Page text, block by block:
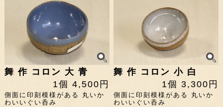
舞 作 コロン 大 青
1個 4,500円
側面に印刻模様がある 丸いか
わいいぐい呑み
舞 作 コロン 小 白
1個 3,300円
側面に印刻模様がある 丸いか
わいいぐい呑み